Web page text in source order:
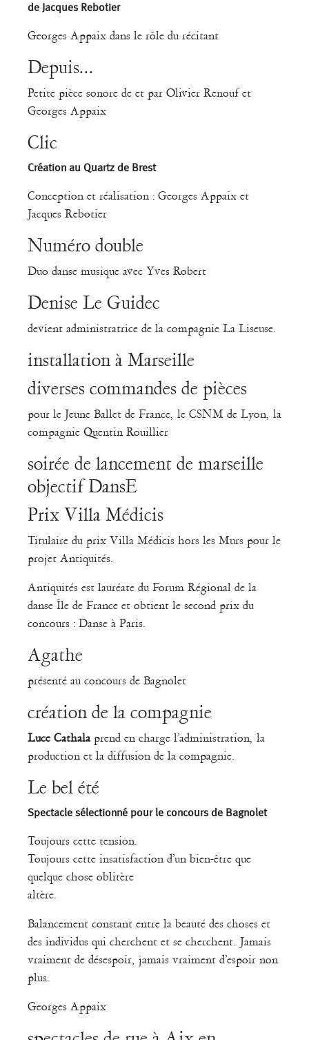
de Jacques Rebotier
Georges Appaix dans le rôle du récitant
Depuis...
Petite pièce sonore de et par Olivier Renouf et
Georges Appaix
Clic
Création au Quartz de Brest
Conception et réalisation : Georges Appaix et
Jacques Rebotier
Numéro double
Duo danse musique avec Yves Robert
Denise Le Guidec
devient administratrice de la compagnie La Liseuse.
installation à Marseille
diverses commandes de pièces
pour le Jeune Ballet de France, le CSNM de Lyon, la
compagnie Quentin Rouillier
soirée de lancement de marseille
objectif DansE
Prix Villa Médicis
Titulaire du prix Villa Médicis hors les Murs pour le
projet Antiquités.
Antiquités est lauréate du Forum Régional de la
danse Île de France et obtient le second prix du
concours : Danse à Paris.
Agathe
présenté au concours de Bagnolet
création de la compagnie
Luce Cathalaprend en charge l’administration, la
production et la diffusion de la compagnie.
Le bel été
Spectacle sélectionné pour le concours de Bagnolet
Toujours cette tension.
Toujours cette insatisfaction d’un bien-être que
quelque chose oblitère
altère.
Balancement constant entre la beauté des choses et
des individus qui cherchent et se cherchent. Jamais
vraiment de désespoir, jamais vraiment d’espoir non
plus.
Georges Appaix